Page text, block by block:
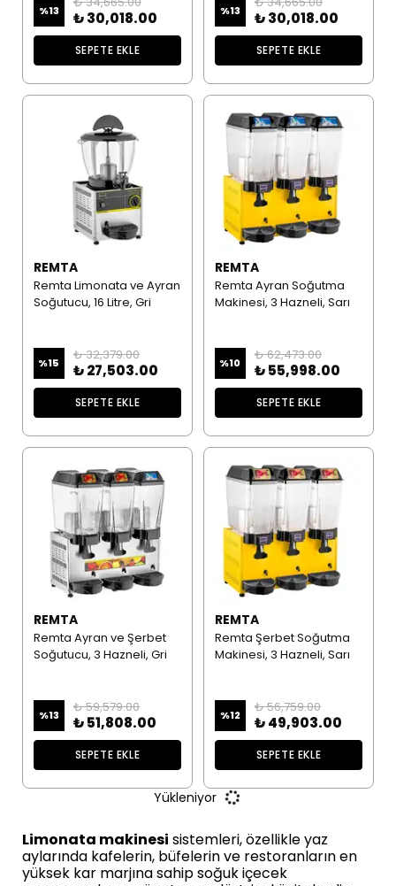
%13 ₺ 30,018.00
SEPETE EKLE
%13 ₺ 30,018.00
SEPETE EKLE
REMTA
Remta Limonata ve Ayran
Soğutucu, 16 Litre, Gri
%15
₺ 32,379.00
₺ 27,503.00
SEPETE EKLE
REMTA
Remta Ayran Soğutma
Makinesi, 3 Hazneli, Sarı
%10
₺ 62,473.00
₺ 55,998.00
SEPETE EKLE
REMTA
Remta Ayran ve Şerbet
Soğutucu, 3 Hazneli, Gri
%13
₺ 59,579.00
₺ 51,808.00
SEPETE EKLE
REMTA
Remta Şerbet Soğutma
Makinesi, 3 Hazneli, Sarı
%12
₺ 56,759.00
₺ 49,903.00
SEPETE EKLE
Yükleniyor
Limonata makinesi sistemleri, özellikle yaz
aylarında kafelerin, büfelerin ve restoranların en
yüksek kar marjına sahip soğuk içecek